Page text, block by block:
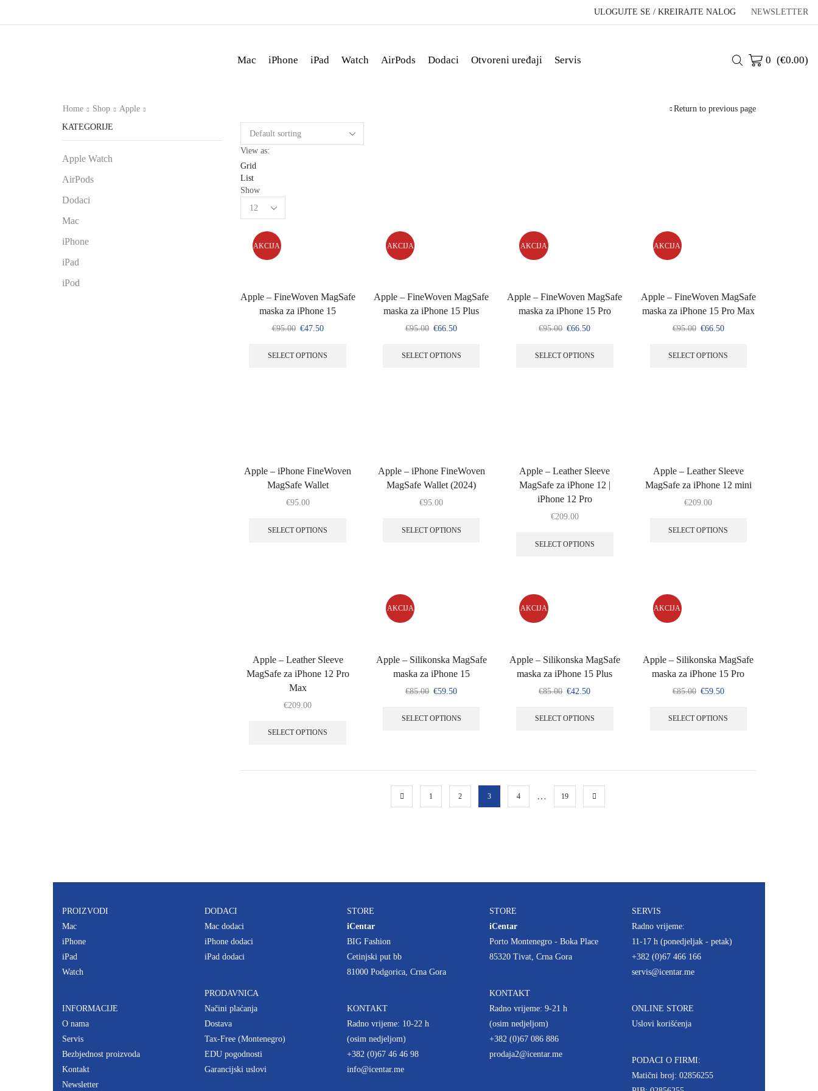
ULOGUJTE SE / KREIRAJTE NALOG NEWSLETTER
Mac iPhone iPad Watch AirPods Dodaci Otvoreni uređaji Servis 0 (€0.00)
Home Shop Apple Return to previous page
View as:
Grid
List
Show
AKCIJA
Apple – FineWoven MagSafe
maska za iPhone 15
€95.00 €47.50
SELECT OPTIONS
AKCIJA
Apple – FineWoven MagSafe
maska za iPhone 15 Plus
€95.00 €66.50
SELECT OPTIONS
AKCIJA
Apple – FineWoven MagSafe
maska za iPhone 15 Pro
€95.00 €66.50
SELECT OPTIONS
AKCIJA
Apple – FineWoven MagSafe
maska za iPhone 15 Pro Max
€95.00 €66.50
SELECT OPTIONS
Apple – iPhone FineWoven
MagSafe Wallet
€95.00
SELECT OPTIONS
Apple – iPhone FineWoven
MagSafe Wallet (2024)
€95.00
SELECT OPTIONS
Apple – Leather Sleeve
MagSafe za iPhone 12 |
iPhone 12 Pro
€209.00
SELECT OPTIONS
Apple – Leather Sleeve
MagSafe za iPhone 12 mini
€209.00
SELECT OPTIONS
Apple – Leather Sleeve
MagSafe za iPhone 12 Pro
Max
€209.00
SELECT OPTIONS
AKCIJA
Apple – Silikonska MagSafe
maska za iPhone 15
€85.00 €59.50
SELECT OPTIONS
AKCIJA
Apple – Silikonska MagSafe
maska za iPhone 15 Plus
€85.00 €42.50
SELECT OPTIONS
AKCIJA
Apple – Silikonska MagSafe
maska za iPhone 15 Pro
€85.00 €59.50
SELECT OPTIONS
1 2 3 4 … 19
KATEGORIJE
Apple Watch
AirPods
Dodaci
Mac
iPhone
iPad
iPod
PROIZVODI
Mac
iPhone
iPad
Watch
INFORMACIJE
O nama
Servis
Bezbjednost proizvoda
Kontakt
Newsletter
DODACI
Mac dodaci
iPhone dodaci
iPad dodaci
PRODAVNICA
Načini plaćanja
Dostava
Tax-Free (Montenegro)
EDU pogodnosti
Garancijski uslovi
STORE
iCentar
BIG Fashion
Cetinjski put bb
81000 Podgorica, Crna Gora
KONTAKT
Radno vrijeme: 10-22 h
(osim nedjeljom)
+382 (0)67 46 46 98
info@icentar.me
STORE
iCentar
Porto Montenegro - Boka Place
85320 Tivat, Crna Gora
KONTAKT
Radno vrijeme: 9-21 h
(osim nedjeljom)
+382 (0)67 086 886
prodaja2@icentar.me
SERVIS
Radno vrijeme:
11-17 h (ponedjeljak - petak)
+382 (0)67 466 166
servis@icentar.me
ONLINE STORE
Uslovi korišćenja
PODACI O FIRMI:
Matični broj: 02856255